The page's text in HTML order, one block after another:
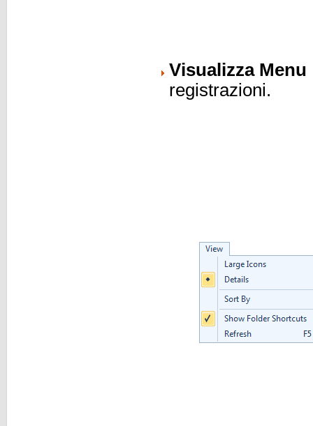
Visualizza Menu
registrazioni.